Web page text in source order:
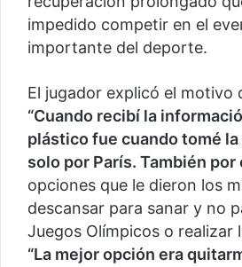
impedido competir en el
importante del deporte.
El jugador explicó el motivo
“Cuando recibí la
plástico fue cuando tomé
solo por París. También por
opciones que le dieron los
descansar para sanar y no
Juegos Olímpicos o realizar
“La mejor opción era